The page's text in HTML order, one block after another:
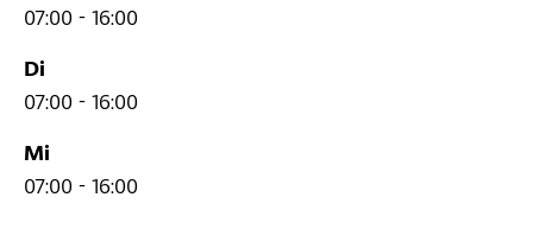
07:00 - 16:00
Di
07:00 - 16:00
Mi
07:00 - 16:00